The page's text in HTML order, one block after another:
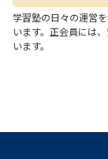
学習塾の日々の運営
います。正会員には
います。